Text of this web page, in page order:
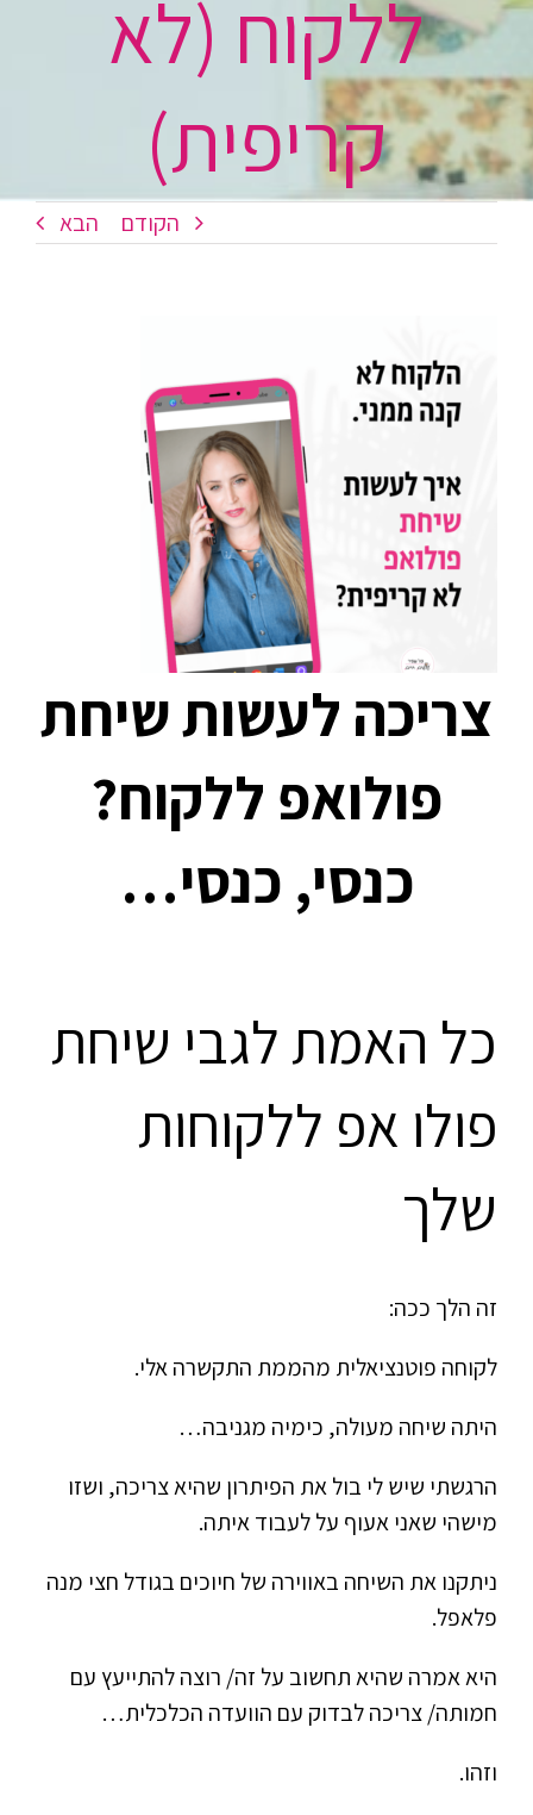
ללקוח (לא
קריפית)
הקודם הבא
צריכה לעשות שיחת
פולואפ ללקוח?
כנסי, כנסי…
כל האמת לגבי שיחת
פולו אפ ללקוחות
שלך
זה הלך ככה:
לקוחה פוטנציאלית מהממת התקשרה אלי.
היתה שיחה מעולה, כימיה מגניבה…
הרגשתי שיש לי בול את הפיתרון שהיא צריכה, ושזו
מישהי שאני אעוף על לעבוד איתה.
ניתקנו את השיחה באווירה של חיוכים בגודל חצי מנה
פלאפל.
היא אמרה שהיא תחשוב על זה/ רוצה להתייעץ עם
חמותה/ צריכה לבדוק עם הוועדה הכלכלית…
וזהו.